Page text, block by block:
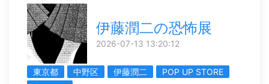
伊藤潤二の恐怖展
2026-07-13 13:20:12
東京都 中野区 伊藤潤二
POP UP STORE